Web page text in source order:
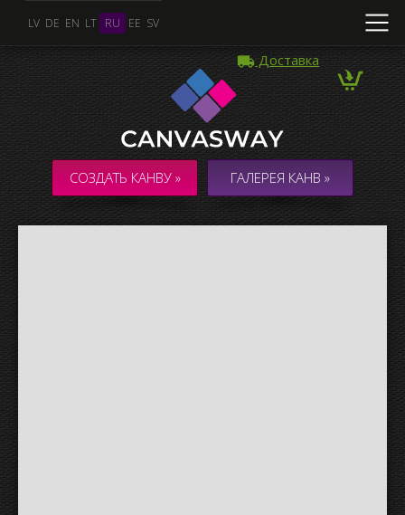
LV DE EN LT RU EE SV
Доставка
СОЗДАТЬ КАНВУ » ГАЛЕРЕЯ КАНВ »
Несколько Фото
КОЛЛАЖ / КОМПОЗИЦИЯ из нескольких Фото